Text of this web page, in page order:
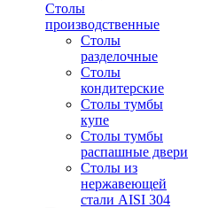
Столы
производственные
Столы
разделочные
Столы
кондитерские
Столы тумбы
купе
Столы тумбы
распашные двери
Столы из
нержавеющей
стали AISI 304